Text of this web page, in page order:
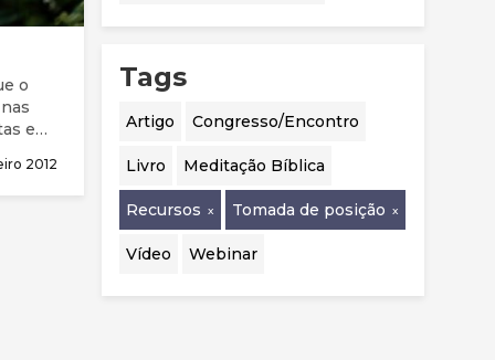
o
e
2012
Tags
Artigo Congresso/Encontro
Livro Meditação Bíblica
Recursos Tomada de posição
Vídeo Webinar